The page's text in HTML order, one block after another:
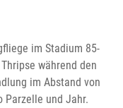
im Stadium 85-
während den
im Abstand von
Parzelle und Jahr.